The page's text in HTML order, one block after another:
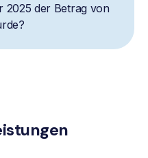
2025 der Betrag von